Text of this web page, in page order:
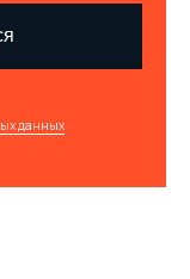
данных